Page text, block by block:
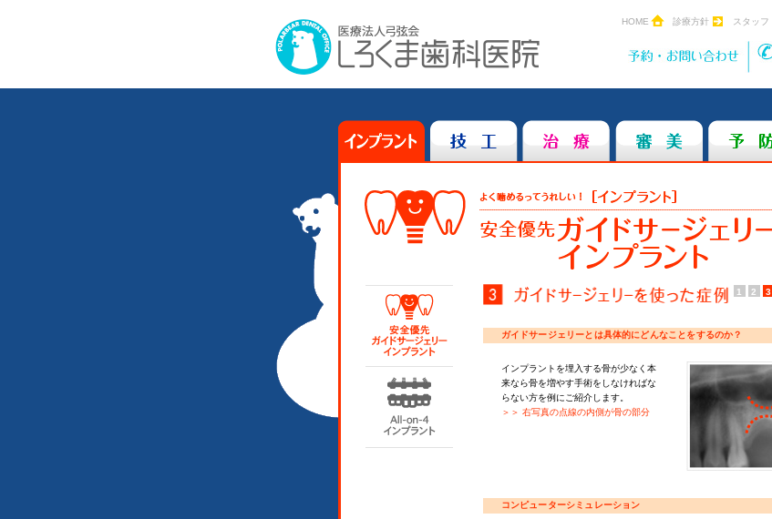
HOME 診療方針 スタッフ
1 2 3
ガイドサージェリーとは具体的にどんなことをするのか？
インプラントを埋入する骨が少なく本
来なら骨を増やす手術をしなければな
らない方を例にご紹介します。
＞＞ 右写真の点線の内側が骨の部分
コンピューターシミュレーション